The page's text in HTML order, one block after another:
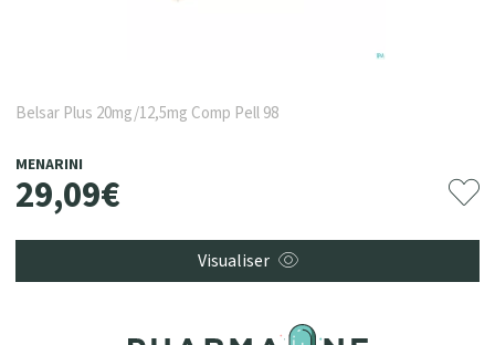
Belsar Plus 20mg/12,5mg Comp Pell 98
MENARINI
29,09€
Visualiser